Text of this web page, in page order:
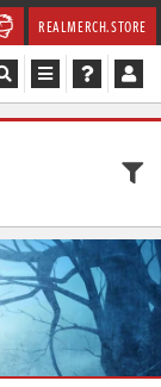
REALMERCH.STORE